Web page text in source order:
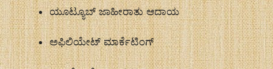
ಯೂಟ್ಯೂಬ್ ಜಾಹೀರಾತು ಆದಾಯ
ಅಫಿಲಿಯೇಟ್ ಮಾರ್ಕೆಟಿಂಗ್